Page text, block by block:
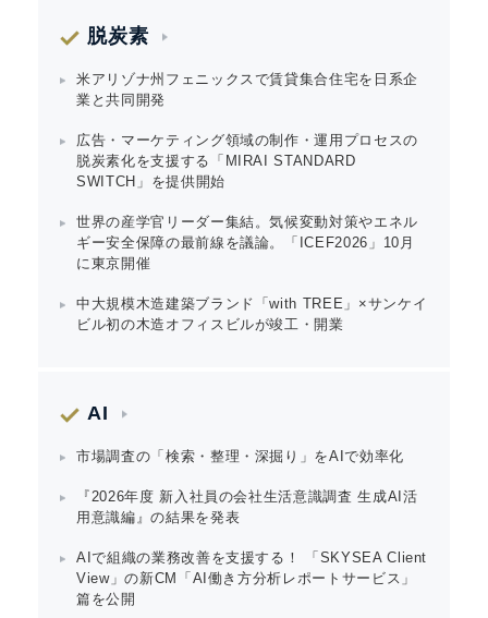
脱炭素
米アリゾナ州フェニックスで賃貸集合住宅を日系企
業と共同開発
広告・マーケティング領域の制作・運用プロセスの
脱炭素化を支援する「MIRAI STANDARD
SWITCH」を提供開始
世界の産学官リーダー集結。気候変動対策やエネル
ギー安全保障の最前線を議論。「ICEF2026」10月
に東京開催
中大規模木造建築ブランド「with TREE」×サンケイ
ビル初の木造オフィスビルが竣工・開業
AI
市場調査の「検索・整理・深掘り」をAIで効率化
『2026年度 新入社員の会社生活意識調査 生成AI活
用意識編』の結果を発表
AIで組織の業務改善を支援する！ 「SKYSEA Client
View」の新CM「AI働き方分析レポートサービス」
篇を公開
Japanese